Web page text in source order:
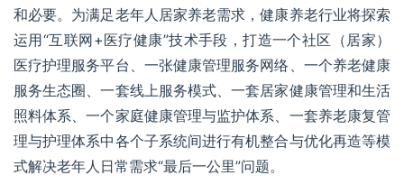
和必要。为满足老年人居家养老需求，健康养老行业将探索
运用“互联网+医疗健康”技术手段，打造一个社区（居家）
医疗护理服务平台、一张健康管理服务网络、一个养老健康
服务生态圈、一套线上服务模式、一套居家健康管理和生活
照料体系、一个家庭健康管理与监护体系、一套养老康复管
理与护理体系中各个子系统间进行有机整合与优化再造等模
式解决老年人日常需求“最后一公里”问题。